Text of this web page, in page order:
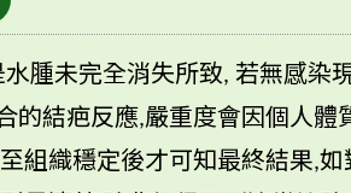
腫未完全消失所致, 若無感染
的結疤反應,嚴重度會因個人
組織穩定後才可知最終結果,